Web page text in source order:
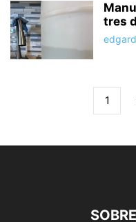
tres
1